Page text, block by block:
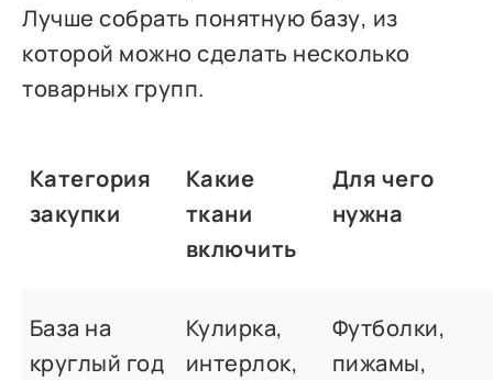
Лучше собрать понятную базу, из
которой можно сделать несколько
товарных групп.
Категория
закупки
Какие
ткани
включить
Для чего
нужна
База на
круглый год
Кулирка,
интерлок,
Футболки,
пижамы,